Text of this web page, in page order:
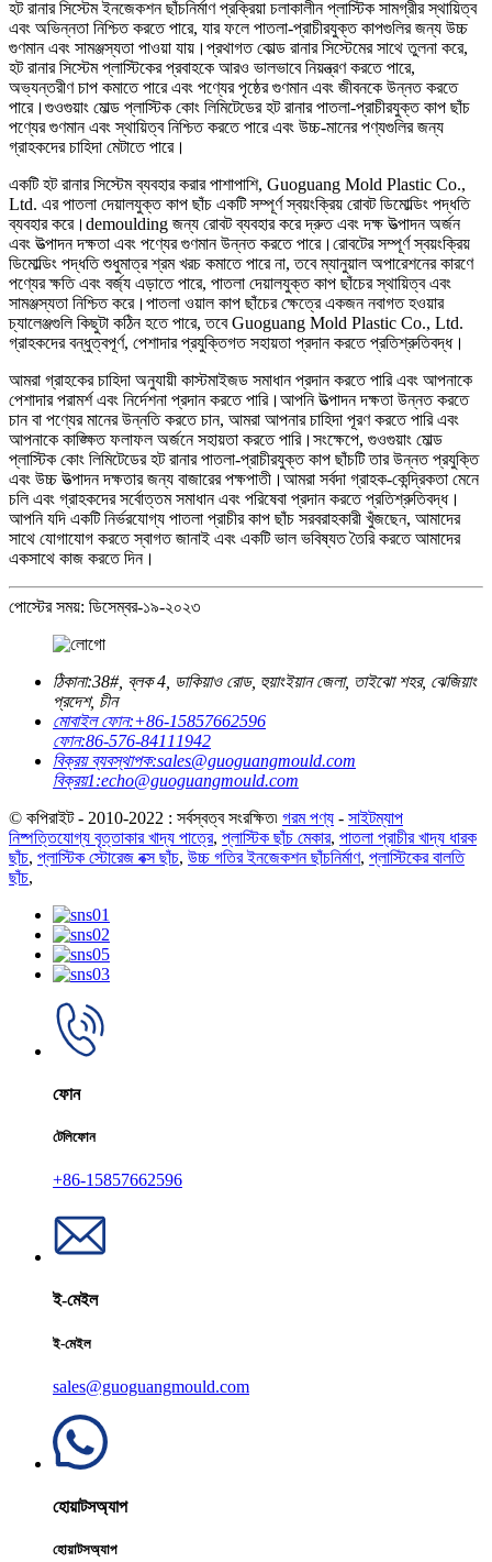
হট রানার সিস্টেম ইনজেকশন ছাঁচনির্মাণ প্রক্রিয়া চলাকালীন প্লাস্টিক সামগ্রীর স্থায়িত্ব
এবং অভিন্নতা নিশ্চিত করতে পারে, যার ফলে পাতলা-প্রাচীরযুক্ত কাপগুলির জন্য উচ্চ
গুণমান এবং সামঞ্জস্যতা পাওয়া যায়।প্রথাগত কোল্ড রানার সিস্টেমের সাথে তুলনা করে,
হট রানার সিস্টেম প্লাস্টিকের প্রবাহকে আরও ভালভাবে নিয়ন্ত্রণ করতে পারে,
অভ্যন্তরীণ চাপ কমাতে পারে এবং পণ্যের পৃষ্ঠের গুণমান এবং জীবনকে উন্নত করতে
পারে।গুওগুয়াং মোল্ড প্লাস্টিক কোং লিমিটেডের হট রানার পাতলা-প্রাচীরযুক্ত কাপ ছাঁচ
পণ্যের গুণমান এবং স্থায়িত্ব নিশ্চিত করতে পারে এবং উচ্চ-মানের পণ্যগুলির জন্য
গ্রাহকদের চাহিদা মেটাতে পারে।
একটি হট রানার সিস্টেম ব্যবহার করার পাশাপাশি, Guoguang Mold Plastic Co.,
Ltd. এর পাতলা দেয়ালযুক্ত কাপ ছাঁচ একটি সম্পূর্ণ স্বয়ংক্রিয় রোবট ডিমোল্ডিং পদ্ধতি
ব্যবহার করে।demoulding জন্য রোবট ব্যবহার করে দ্রুত এবং দক্ষ উত্পাদন অর্জন
এবং উত্পাদন দক্ষতা এবং পণ্যের গুণমান উন্নত করতে পারে।রোবটের সম্পূর্ণ স্বয়ংক্রিয়
ডিমোল্ডিং পদ্ধতি শুধুমাত্র শ্রম খরচ কমাতে পারে না, তবে ম্যানুয়াল অপারেশনের কারণে
পণ্যের ক্ষতি এবং বর্জ্য এড়াতে পারে, পাতলা দেয়ালযুক্ত কাপ ছাঁচের স্থায়িত্ব এবং
সামঞ্জস্যতা নিশ্চিত করে।পাতলা ওয়াল কাপ ছাঁচের ক্ষেত্রে একজন নবাগত হওয়ার
চ্যালেঞ্জগুলি কিছুটা কঠিন হতে পারে, তবে Guoguang Mold Plastic Co., Ltd.
গ্রাহকদের বন্ধুত্বপূর্ণ, পেশাদার প্রযুক্তিগত সহায়তা প্রদান করতে প্রতিশ্রুতিবদ্ধ।
আমরা গ্রাহকের চাহিদা অনুযায়ী কাস্টমাইজড সমাধান প্রদান করতে পারি এবং আপনাকে
পেশাদার পরামর্শ এবং নির্দেশনা প্রদান করতে পারি।আপনি উত্পাদন দক্ষতা উন্নত করতে
চান বা পণ্যের মানের উন্নতি করতে চান, আমরা আপনার চাহিদা পূরণ করতে পারি এবং
আপনাকে কাঙ্ক্ষিত ফলাফল অর্জনে সহায়তা করতে পারি।সংক্ষেপে, গুওগুয়াং মোল্ড
প্লাস্টিক কোং লিমিটেডের হট রানার পাতলা-প্রাচীরযুক্ত কাপ ছাঁচটি তার উন্নত প্রযুক্তি
এবং উচ্চ উত্পাদন দক্ষতার জন্য বাজারের পক্ষপাতী।আমরা সর্বদা গ্রাহক-কেন্দ্রিকতা মেনে
চলি এবং গ্রাহকদের সর্বোত্তম সমাধান এবং পরিষেবা প্রদান করতে প্রতিশ্রুতিবদ্ধ।
আপনি যদি একটি নির্ভরযোগ্য পাতলা প্রাচীর কাপ ছাঁচ সরবরাহকারী খুঁজছেন, আমাদের
সাথে যোগাযোগ করতে স্বাগত জানাই এবং একটি ভাল ভবিষ্যত তৈরি করতে আমাদের
একসাথে কাজ করতে দিন।
পোস্টের সময়: ডিসেম্বর-১৯-২০২৩
ঠিকানা:38#, ব্লক 4, ডাকিয়াও রোড, হুয়াংইয়ান জেলা, তাইঝো শহর, ঝেজিয়াং
প্রদেশ, চীন
মোবাইল ফোন:+86-15857662596
ফোন:86-576-84111942
বিক্রয় ব্যবস্থাপক:sales@guoguangmould.com
বিক্রয়1:echo@guoguangmould.com
© কপিরাইট - 2010-2022 : সর্বস্বত্ব সংরক্ষিত৷ গরম পণ্য - সাইটম্যাপ
নিষ্পত্তিযোগ্য বৃত্তাকার খাদ্য পাত্রে, প্লাস্টিক ছাঁচ মেকার, পাতলা প্রাচীর খাদ্য ধারক
ছাঁচ, প্লাস্টিক স্টোরেজ বক্স ছাঁচ, উচ্চ গতির ইনজেকশন ছাঁচনির্মাণ, প্লাস্টিকের বালতি
ছাঁচ,
ফোন
টেলিফোন
+86-15857662596
ই-মেইল
ই-মেইল
sales@guoguangmould.com
হোয়াটসঅ্যাপ
হোয়াটসঅ্যাপ